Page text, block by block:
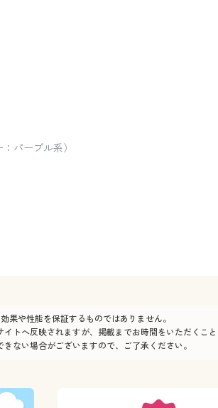
パープル系）
や性能を保証するものではありません。
トへ反映されますが、掲載までお時間をいただくこと
ない場合がございますので、ご了承ください。